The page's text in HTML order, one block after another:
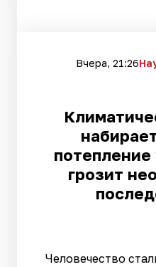
Вчера, 21:26
потепление
грозит
Человечество